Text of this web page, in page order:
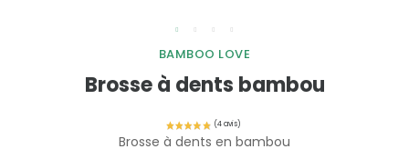
BAMBOO LOVE
Brosse à dents bambou
Brosse à dents en bambou